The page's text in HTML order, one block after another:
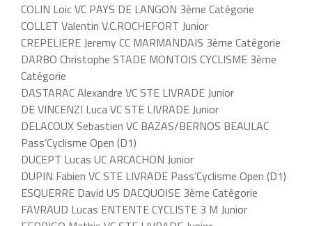
COLIN Loic VC PAYS DE LANGON 3ème Catégorie
COLLET Valentin V.C.ROCHEFORT Junior
CREPELIERE Jeremy CC MARMANDAIS 3ème Catégorie
DARBO Christophe STADE MONTOIS CYCLISME 3ème
Catégorie
DASTARAC Alexandre VC STE LIVRADE Junior
DE VINCENZI Luca VC STE LIVRADE Junior
DELACOUX Sebastien VC BAZAS/BERNOS BEAULAC
Pass’Cyclisme Open (D1)
DUCEPT Lucas UC ARCACHON Junior
DUPIN Fabien VC STE LIVRADE Pass’Cyclisme Open (D1)
ESQUERRE David US DACQUOISE 3ème Catégorie
FAVRAUD Lucas ENTENTE CYCLISTE 3 M Junior